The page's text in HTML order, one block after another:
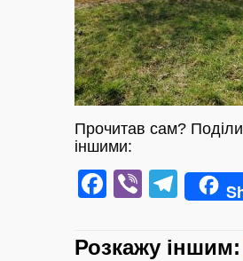
Прочитав сам?
іншими:
Facebook
Viber
Розкажу iншим: